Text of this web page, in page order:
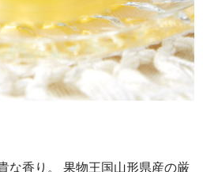
な香り。 果物王国山形県産の厳